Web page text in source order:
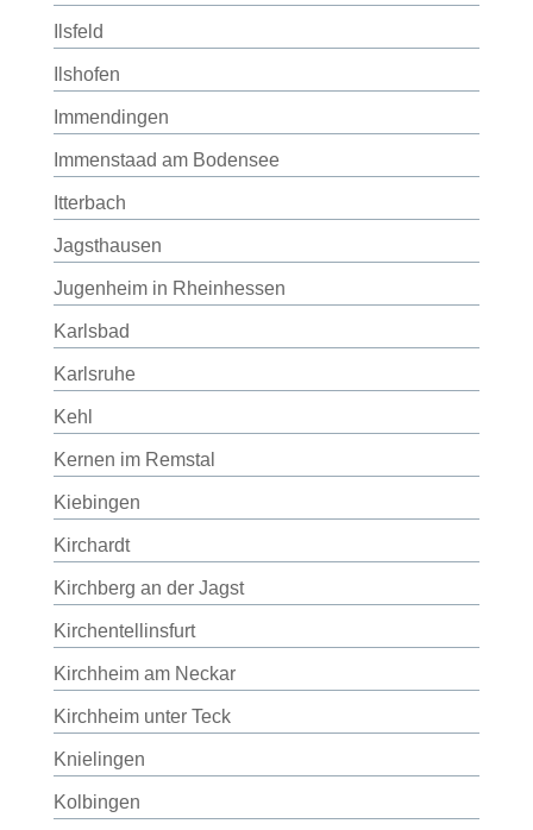
Ilsfeld
Ilshofen
Immendingen
Immenstaad am Bodensee
Itterbach
Jagsthausen
Jugenheim in Rheinhessen
Karlsbad
Karlsruhe
Kehl
Kernen im Remstal
Kiebingen
Kirchardt
Kirchberg an der Jagst
Kirchentellinsfurt
Kirchheim am Neckar
Kirchheim unter Teck
Knielingen
Kolbingen